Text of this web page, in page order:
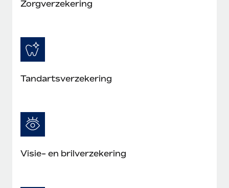
Zorgverzekering
Tandartsverzekering
Visie- en brilverzekering